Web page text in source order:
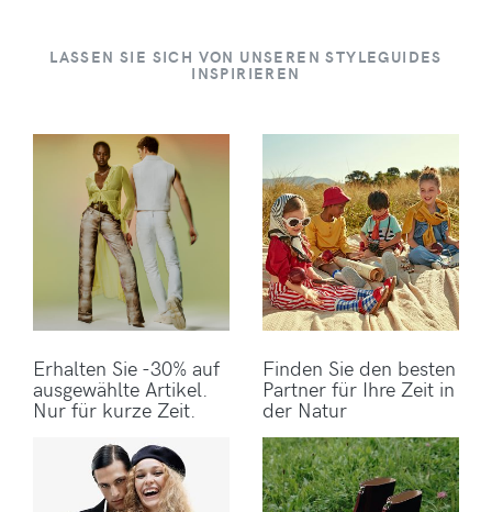
LASSEN SIE SICH VON UNSEREN STYLEGUIDES
INSPIRIEREN
Erhalten Sie -30% auf
ausgewählte Artikel.
Nur für kurze Zeit.
Finden Sie den besten
Partner für Ihre Zeit in
der Natur